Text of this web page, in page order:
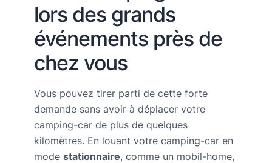
lors des grands
événements près de
chez vous
Vous pouvez tirer parti de cette forte
demande sans avoir à déplacer votre
camping-car de plus de quelques
kilomètres. En louant votre camping-car en
modestationnaire, comme un mobil-home,